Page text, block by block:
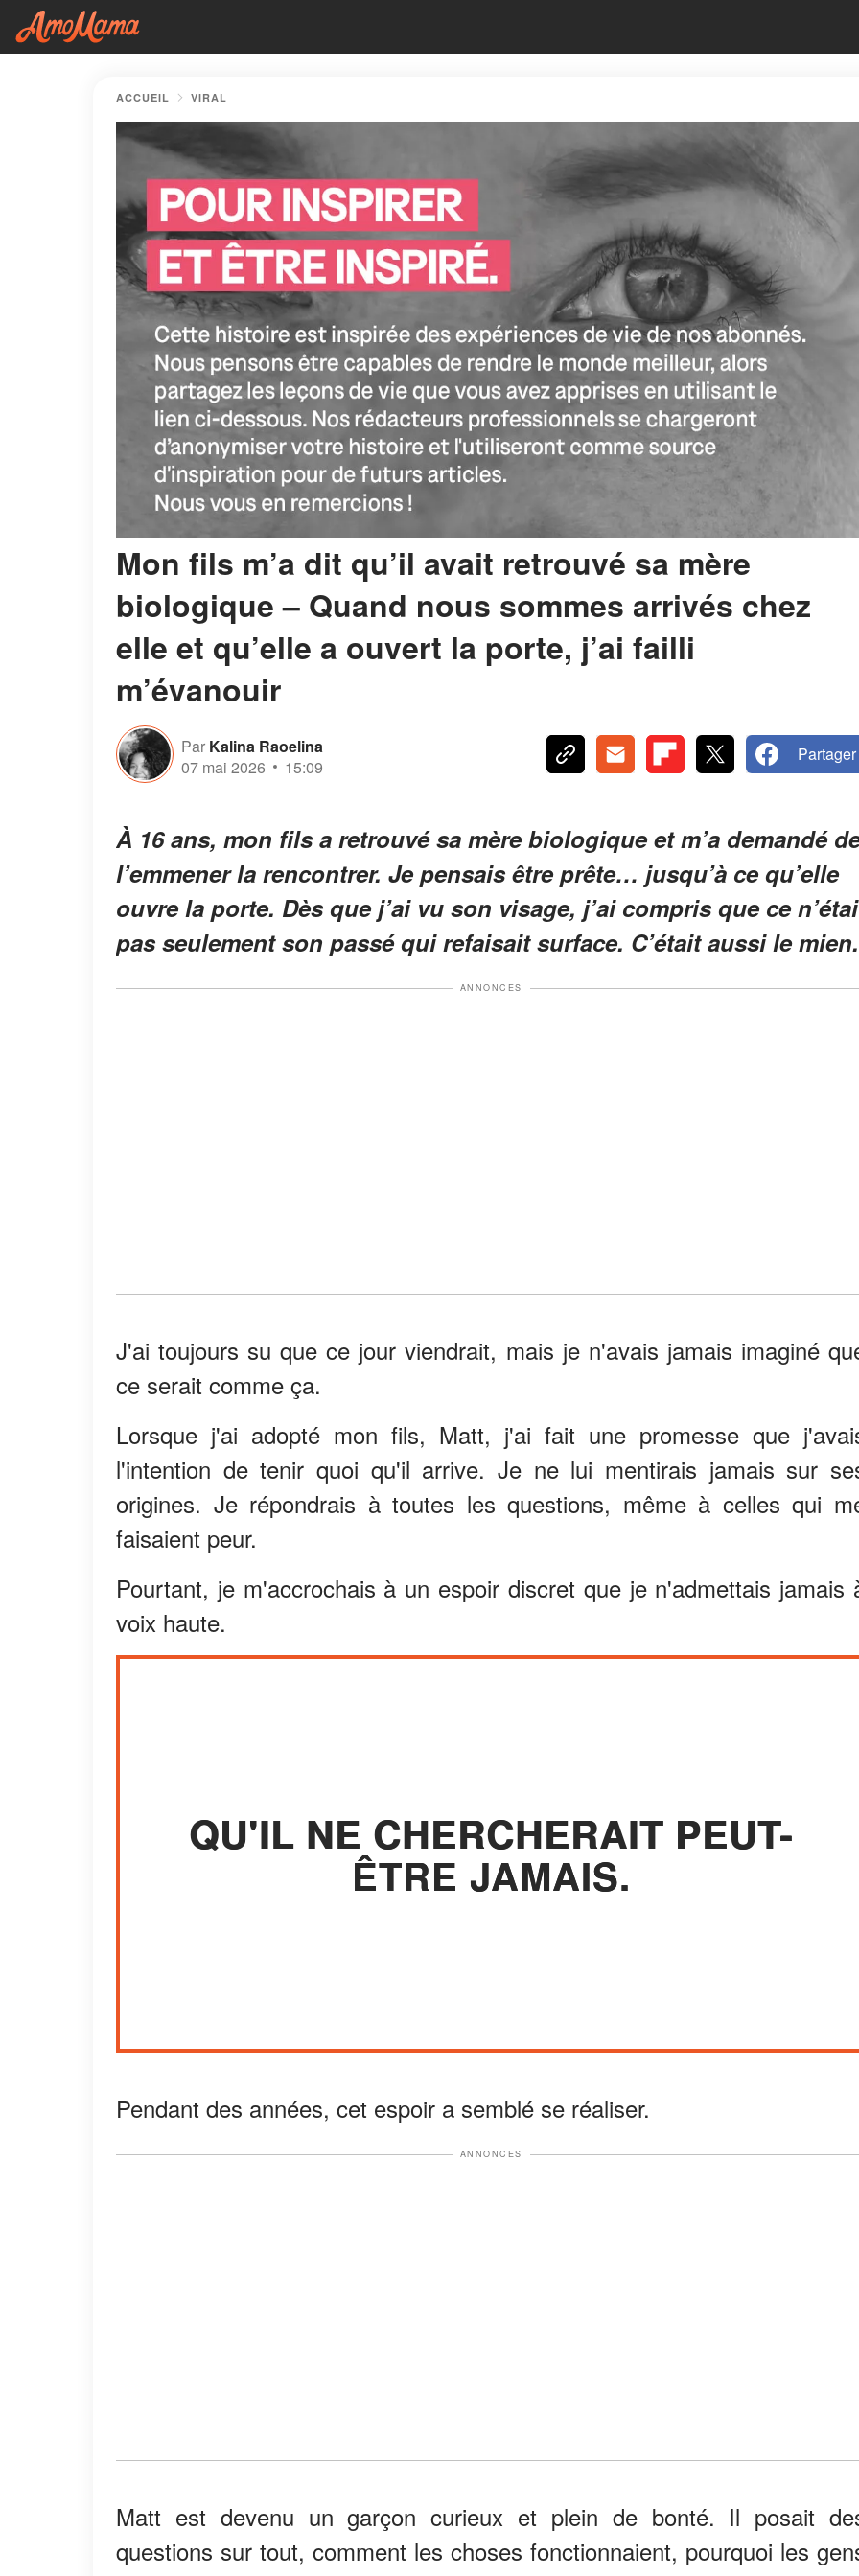
ACCUEIL VIRAL
Mon fils m’a dit qu’il avait retrouvé sa mère
biologique – Quand nous sommes arrivés chez
elle et qu’elle a ouvert la porte, j’ai failli
m’évanouir
Par Kalina Raoelina
07 mai 2026
15:09
Partager
À 16 ans, mon fils a retrouvé sa mère biologique et m’a demandé
l’emmener la rencontrer. Je pensais être prête… jusqu’à ce qu’elle
ouvre la porte. Dès que j’ai vu son visage, j’ai compris que ce
pas seulement son passé qui refaisait surface. C’était aussi le mien.
ANNONCES
J'ai toujours su que ce jour viendrait, mais je n'avais jamais imaginé
ce serait comme ça.
Lorsque j'ai adopté mon fils, Matt, j'ai fait une promesse que
l'intention de tenir quoi qu'il arrive. Je ne lui mentirais jamais sur
origines. Je répondrais à toutes les questions, même à celles qui
faisaient peur.
Pourtant, je m'accrochais à un espoir discret que je n'admettais jamais
voix haute.
QU'IL NE CHERCHERAIT PEUT-
ÊTRE JAMAIS.
Pendant des années, cet espoir a semblé se réaliser.
ANNONCES
Matt est devenu un garçon curieux et plein de bonté. Il posait
questions sur tout, comment les choses fonctionnaient, pourquoi les